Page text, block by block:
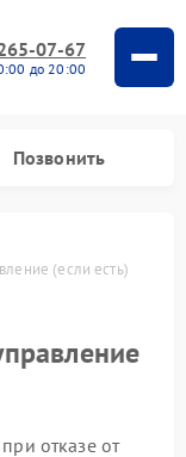
07-67
до 20:00
Позвонить
(если есть)
отказе от